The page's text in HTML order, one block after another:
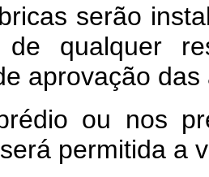
serão
qualquer
aprovação
ou nos
permitida a